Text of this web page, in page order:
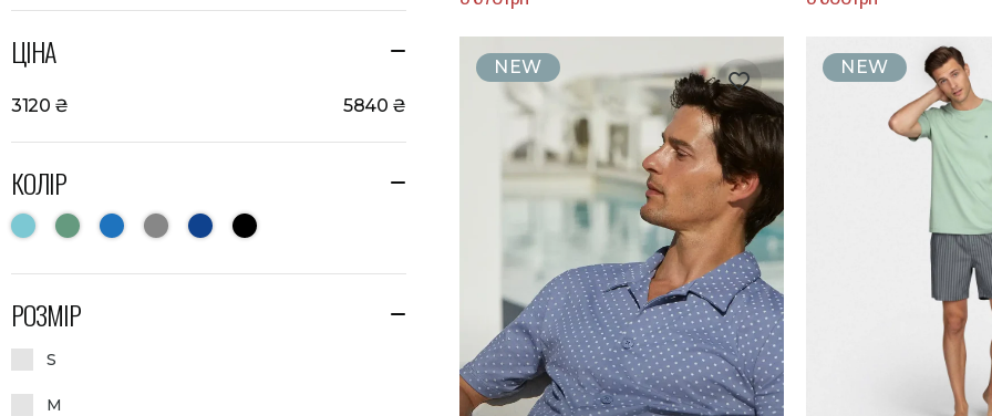
ЦІНА
3120 ₴ 5840 ₴
КОЛІР
РОЗМІР
S
M
NEW NEW